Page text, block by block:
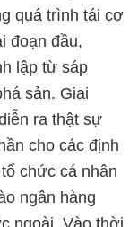
quá trình tái cơ
đoạn đầu,
lập từ sáp
sản. Giai
ra thật sự
cho các định
chức cá nhân
ngân hàng